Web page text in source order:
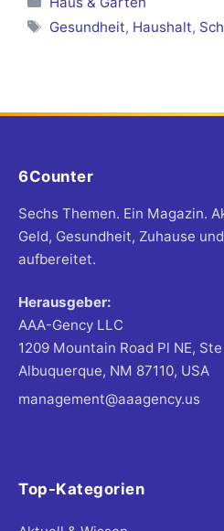
Schlagwörter
Gesundheit, Haushalt,
6Counter
Sechs Themen. Ein Magazin.
Geld, Gesundheit, Zuhause
aufbereitet.
Herausgeber:
AAA-Gency LLC
1209 Mountain Road Pl NE, Ste
Albuquerque, NM 87110, USA
management@aaagency.us
Top-Kategorien